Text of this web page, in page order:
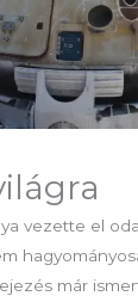
vezette el
már